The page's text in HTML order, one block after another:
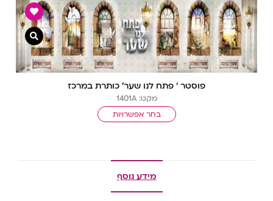
פוסטר ‘ פתח לנו שער’ כותרת במרכז
מקט: 1401A
בחר אפשרויות
צפייה
מידע נוסף